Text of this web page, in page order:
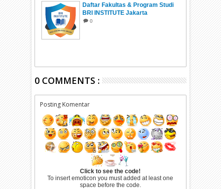
Daftar Fakultas & Program Studi
BRI INSTITUTE Jakarta
0
0 COMMENTS :
Posting Komentar
Click to see the code!
To insert emoticon you must added at least one
space before the code.